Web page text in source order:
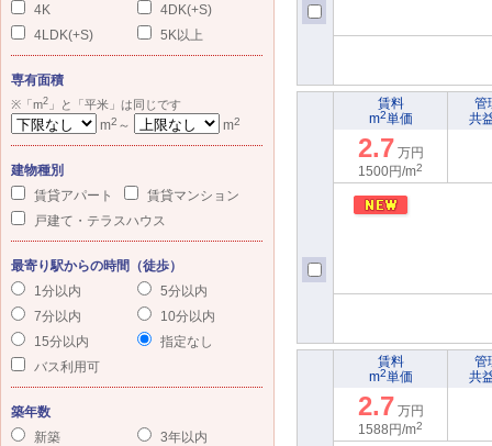
4K
4DK(+S)
4LDK(+S)
5K以上
専有面積
※「m2 」と「平米」は同じです
m2 ～ m2
建物種別
賃貸アパート
賃貸マンション
戸建て・テラスハウス
最寄り駅からの時間（徒歩）
1分以内
5分以内
7分以内
10分以内
15分以内
指定なし
バス利用可
築年数
新築
3年以内
賃料
m2単価
管
共
2.7 万円
1500円/m2
賃料
m2単価
管
共
2.7 万円
1588円/m2